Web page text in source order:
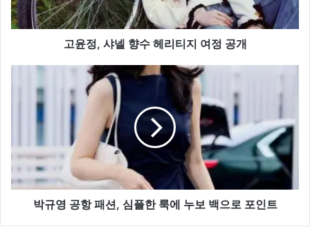
헤
리
고윤정, 샤넬 향수 헤리티지 여정 공개
패
션,
심
플
박규영 공항 패션, 심플한 룩에 누보 백으로 포인트